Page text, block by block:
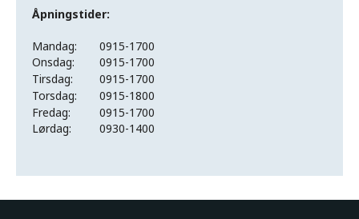
Åpningstider:
Mandag:
0915-1700
Onsdag:
0915-1700
Tirsdag:
0915-1700
Torsdag:
0915-1800
Fredag:
0915-1700
Lørdag:
0930-1400